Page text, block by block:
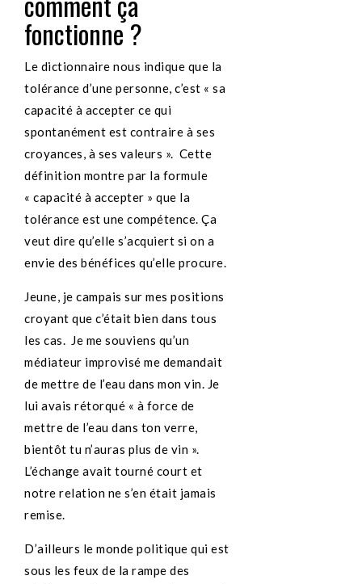
fonctionne ?
Le dictionnaire nous indique que la
tolérance d’une personne, c’est « sa
capacité à accepter ce qui
spontanément est contraire à ses
croyances, à ses valeurs ». Cette
définition montre par la formule
« capacité à accepter » que la
tolérance est une compétence. Ça
veut dire qu’elle s’acquiert si on a
envie des bénéfices qu’elle procure.
Jeune, je campais sur mes positions
croyant que c’était bien dans tous
les cas. Je me souviens qu’un
médiateur improvisé me demandait
de mettre de l’eau dans mon vin. Je
lui avais rétorqué « à force de
mettre de l’eau dans ton verre,
bientôt tu n’auras plus de vin ».
L’échange avait tourné court et
notre relation ne s’en était jamais
remise.
D’ailleurs le monde politique qui est
sous les feux de la rampe des